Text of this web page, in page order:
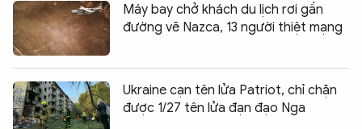
Máy bay chở khách du lịch rơi gần
đường vẽ Nazca, 13 người thiệt mạng
Ukraine cạn tên lửa Patriot, chỉ chặn
được 1/27 tên lửa đạn đạo Nga